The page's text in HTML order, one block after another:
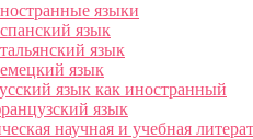
языки
язык
язык
язык
язык как иностранный
язык
научная и учебная